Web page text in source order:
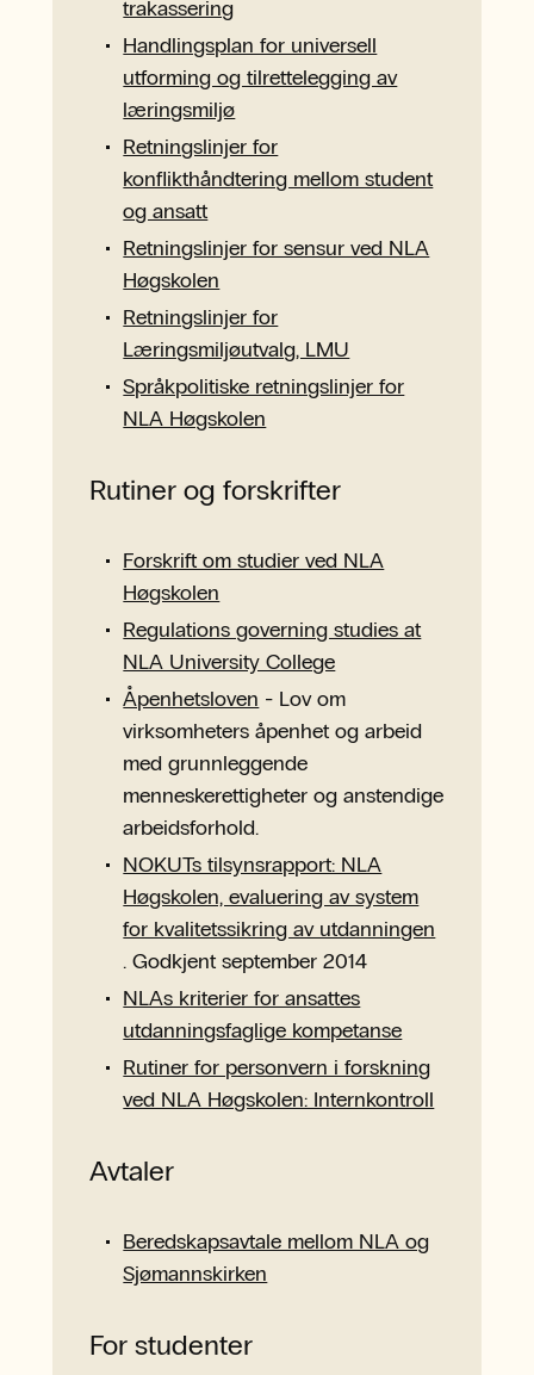
trakassering
Handlingsplan for universell
utforming og tilrettelegging av
læringsmiljø
Retningslinjer for
konflikthåndtering mellom student
og ansatt
Retningslinjer for sensur ved NLA
Høgskolen
Retningslinjer for
Læringsmiljøutvalg, LMU
Språkpolitiske retningslinjer for
NLA Høgskolen
Rutiner og forskrifter
Forskrift om studier ved NLA
Høgskolen
Regulations governing studies at
NLA University College
Åpenhetsloven - Lov om
virksomheters åpenhet og arbeid
med grunnleggende
menneskerettigheter og anstendige
arbeidsforhold.
NOKUTs tilsynsrapport: NLA
Høgskolen, evaluering av system
for kvalitetssikring av utdanningen
. Godkjent september 2014
NLAs kriterier for ansattes
utdanningsfaglige kompetanse
Rutiner for personvern i forskning
ved NLA Høgskolen: Internkontroll
Avtaler
Beredskapsavtale mellom NLA og
Sjømannskirken
For studenter